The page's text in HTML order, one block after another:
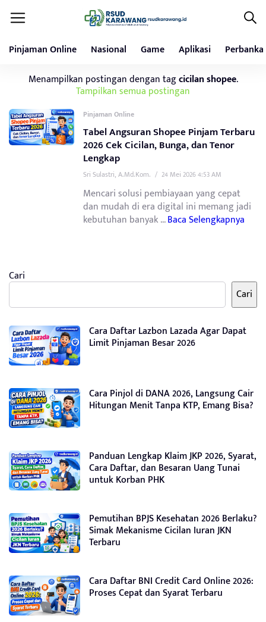
Pinjaman Online Nasional Game Aplikasi
Menampilkan postingan dengan tagcicilan shopee.
Tampilkan semua postingan
Pinjaman Online
Tabel Angsuran Shopee Pinjam Terbaru
2026 Cek Cicilan, Bunga, dan Tenor
Lengkap
Sri Sulastri, A.Md.Kom. / 24 Mei 2026 4:53 AM
Mencari solusi pembiayaan yang cepat
dan mudah di era digital ini memang jadi
kebutuhan banyak ...Baca Selengkapnya
Cari
Cari
Cara Daftar Lazbon Lazada Agar Dapat
Limit Pinjaman Besar 2026
Cara Pinjol di DANA 2026, Langsung Cair
Hitungan Menit Tanpa KTP, Emang Bisa?
Panduan Lengkap Klaim JKP 2026, Syarat,
Cara Daftar, dan Besaran Uang Tunai
untuk Korban PHK
Pemutihan BPJS Kesehatan 2026 Berlaku?
Simak Mekanisme Cicilan Iuran JKN
Terbaru
Cara Daftar BNI Credit Card Online 2026:
Proses Cepat dan Syarat Terbaru